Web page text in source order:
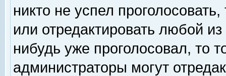
никто не успел
или отредактировать любой
нибудь уже проголосовал, то
администраторы могут